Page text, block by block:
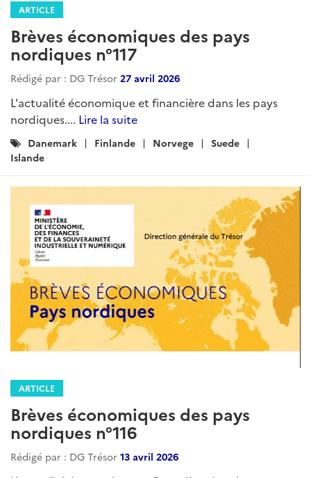
ARTICLE
Brèves économiques des pays
nordiques n°117
Rédigé par : DG Trésor 27 avril 2026
L'actualité économique et financière dans les pays
nordiques.... Lire la suite
Catégories
:
Danemark Finlande Norvege
Suede
Islande
ARTICLE
Brèves économiques des pays
nordiques n°116
Rédigé par : DG Trésor 13 avril 2026